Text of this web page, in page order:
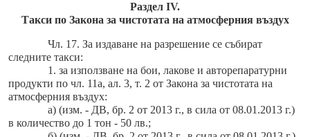
Раздел IV.
Такси по Закона за чистотата на атмосферния въздух
Чл. 17. За издаване на разрешение се събират
следните такси:
1. за използване на бои, лакове и авторепаратурни
продукти по чл. 11а, ал. 3, т. 2 от Закона за чистотата на
атмосферния въздух:
а) (изм. - ДВ, бр. 2 от 2013 г., в сила от 08.01.2013 г.)
в количество до 1 тон - 50 лв.;